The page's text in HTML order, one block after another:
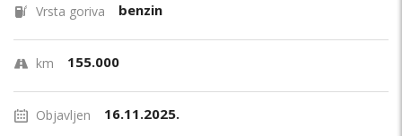
Vrsta goriva benzin
km 155.000
Objavljen 16.11.2025.